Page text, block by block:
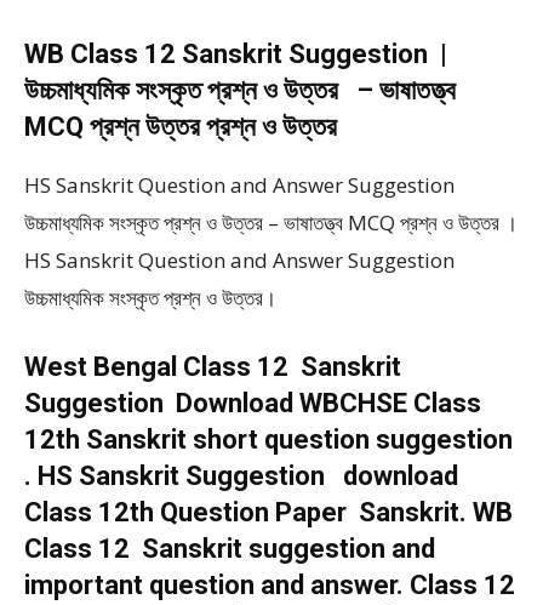
WB Class 12 Sanskrit Suggestion |
উচ্চমাধ্যমিক সংস্কৃত প্রশ্ন ও উত্তর – ভাষাতত্ত্ব
MCQ প্রশ্ন উত্তর প্রশ্ন ও উত্তর
HS Sanskrit Question and Answer Suggestion
উচ্চমাধ্যমিক সংস্কৃত প্রশ্ন ও উত্তর – ভাষাতত্ত্ব MCQ প্রশ্ন ও উত্তর ।
HS Sanskrit Question and Answer Suggestion
উচ্চমাধ্যমিক সংস্কৃত প্রশ্ন ও উত্তর।
West Bengal Class 12 Sanskrit
Suggestion Download WBCHSE Class
12th Sanskrit short question suggestion
. HS Sanskrit Suggestion download
Class 12th Question Paper Sanskrit. WB
Class 12 Sanskrit suggestion and
important question and answer. Class 12